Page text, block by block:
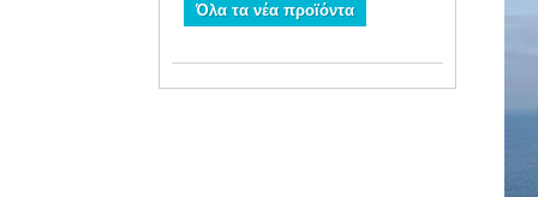
Όλα τα νέα προϊόντα